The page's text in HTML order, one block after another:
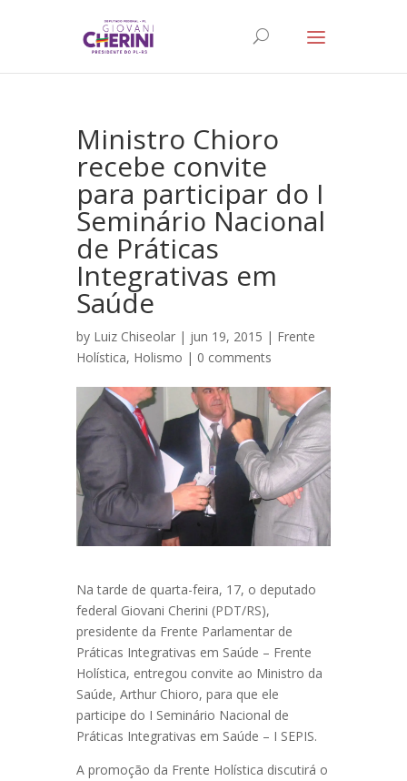
Ministro Chioro
recebe convite
para participar do I
Seminário Nacional
de Práticas
Integrativas em
Saúde
by Luiz Chiseolar | jun 19, 2015 | Frente
Holística, Holismo | 0 comments
Na tarde de quarta-feira, 17, o deputado
federal Giovani Cherini (PDT/RS),
presidente da Frente Parlamentar de
Práticas Integrativas em Saúde – Frente
Holística, entregou convite ao Ministro da
Saúde, Arthur Chioro, para que ele
participe do I Seminário Nacional de
Práticas Integrativas em Saúde – I SEPIS.
A promoção da Frente Holística discutirá o